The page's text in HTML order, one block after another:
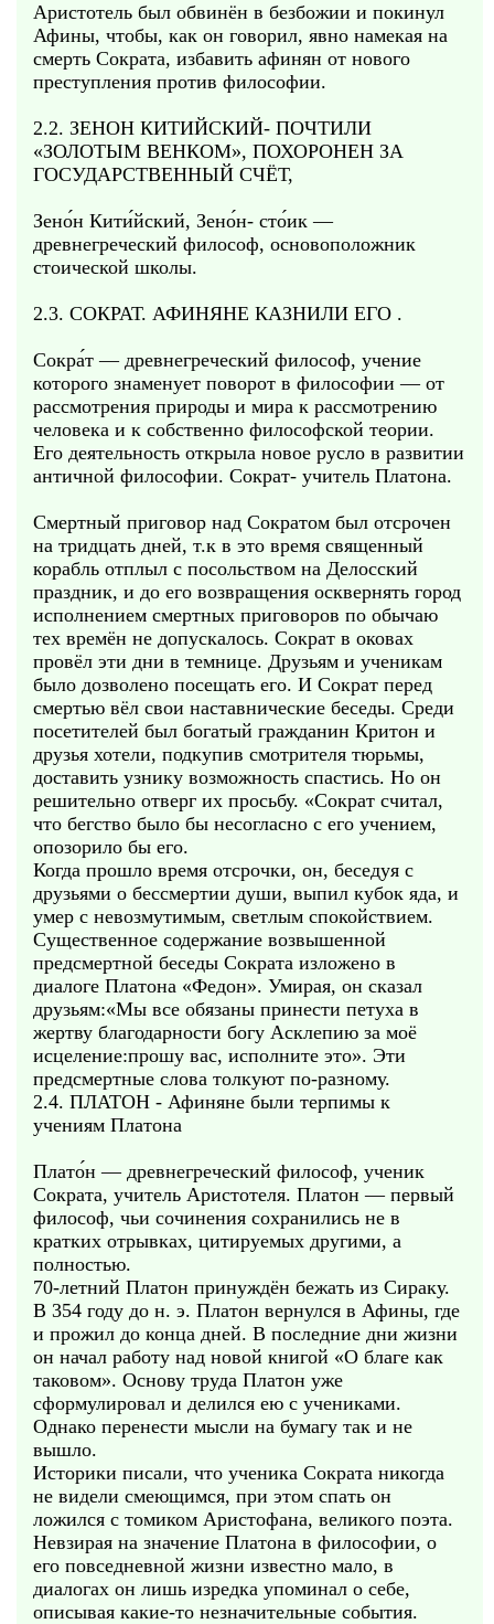
Аристотель был обвинён в безбожии и покинул
Афины, чтобы, как он говорил, явно намекая на
смерть Сократа, избавить афинян от нового
преступления против философии.
2.2. ЗЕНОН КИТИЙСКИЙ- ПОЧТИЛИ
«ЗОЛОТЫМ ВЕНКОМ», ПОХОРОНЕН ЗА
ГОСУДАРСТВЕННЫЙ СЧЁТ,
Зено́н Кити́йский, Зено́н- сто́ик —
древнегреческий философ, основоположник
стоической школы.
2.3. СОКРАТ. АФИНЯНЕ КАЗНИЛИ ЕГО .
Сокра́т — древнегреческий философ, учение
которого знаменует поворот в философии — от
рассмотрения природы и мира к рассмотрению
человека и к собственно философской теории.
Его деятельность открыла новое русло в развитии
античной философии. Сократ- учитель Платона.
Смертный приговор над Сократом был отсрочен
на тридцать дней, т.к в это время священный
корабль отплыл с посольством на Делосский
праздник, и до его возвращения осквернять город
исполнением смертных приговоров по обычаю
тех времён не допускалось. Сократ в оковах
провёл эти дни в темнице. Друзьям и ученикам
было дозволено посещать его. И Сократ перед
смертью вёл свои наставнические беседы. Среди
посетителей был богатый гражданин Критон и
друзья хотели, подкупив смотрителя тюрьмы,
доставить узнику возможность спастись. Но он
решительно отверг их просьбу. «Сократ считал,
что бегство было бы несогласно с его учением,
опозорило бы его.
Когда прошло время отсрочки, он, беседуя с
друзьями о бессмертии души, выпил кубок яда, и
умер с невозмутимым, светлым спокойствием.
Существенное содержание возвышенной
предсмертной беседы Сократа изложено в
диалоге Платона «Федон». Умирая, он сказал
друзьям:«Мы все обязаны принести петуха в
жертву благодарности богу Асклепию за моё
исцеление:прошу вас, исполните это». Эти
предсмертные слова толкуют по-разному.
2.4. ПЛАТОН - Афиняне были терпимы к
учениям Платона
Плато́н — древнегреческий философ, ученик
Сократа, учитель Аристотеля. Платон — первый
философ, чьи сочинения сохранились не в
кратких отрывках, цитируемых другими, а
полностью.
70-летний Платон принуждён бежать из Сираку.
В 354 году до н. э. Платон вернулся в Афины, где
и прожил до конца дней. В последние дни жизни
он начал работу над новой книгой «О благе как
таковом». Основу труда Платон уже
сформулировал и делился ею с учениками.
Однако перенести мысли на бумагу так и не
вышло.
Историки писали, что ученика Сократа никогда
не видели смеющимся, при этом спать он
ложился с томиком Аристофана, великого поэта.
Невзирая на значение Платона в философии, о
его повседневной жизни известно мало, в
диалогах он лишь изредка упоминал о себе,
описывая какие-то незначительные события.